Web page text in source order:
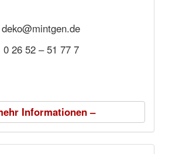
deko@mintgen.de
0 26 52 – 51 77 7
Informationen –